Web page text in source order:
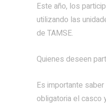
Este año, los
utilizando las
de TAMSE.
Quienes deseen
Es importante
obligatoria el casco